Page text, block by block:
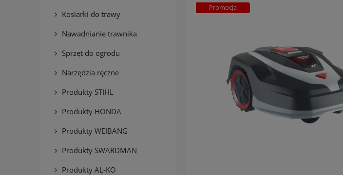
Kosiarki do trawy
Nawadnianie trawnika
Sprzęt do ogrodu
Narzędzia ręczne
Produkty STIHL
Produkty HONDA
Produkty WEIBANG
Produkty SWARDMAN
Produkty AL-KO
Promocja